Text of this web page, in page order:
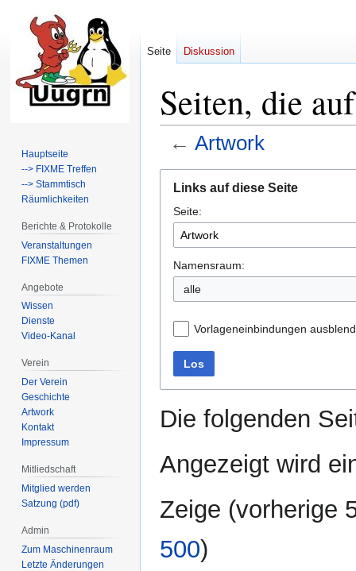
Seiten, die
← Artwork
Navigation
springen
Suche
springen
Links auf diese Seite
Seite:
Namensraum:
alle
Vorlageneinbindungen
Los
Die folgenden
Angezeigt wird
Zeige (vorherige
500)
Seite Diskussion
Hauptseite
--> FIXME Treffen
--> Stammtisch
Räumlichkeiten
Berichte & Protokolle
Veranstaltungen
FIXME Themen
Angebote
Wissen
Dienste
Video-Kanal
Verein
Der Verein
Geschichte
Artwork
Kontakt
Impressum
Mitliedschaft
Mitglied werden
Satzung (pdf)
Admin
Zum Maschinenraum
Letzte Änderungen